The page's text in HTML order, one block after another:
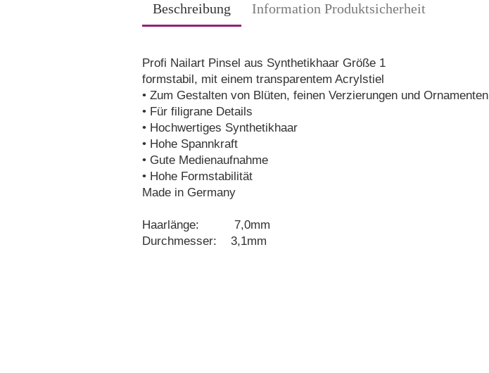
Beschreibung Information Produktsicherheit
Profi Nailart Pinsel aus Synthetikhaar Größe 1
formstabil, mit einem transparentem Acrylstiel
• Zum Gestalten von Blüten, feinen Verzierungen und Ornamenten
• Für filigrane Details
• Hochwertiges Synthetikhaar
• Hohe Spannkraft
• Gute Medienaufnahme
• Hohe Formstabilität
Made in Germany
Haarlänge: 7,0mm
Durchmesser: 3,1mm